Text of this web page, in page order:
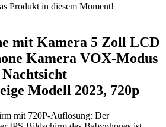
Produkt in diesem Moment!
mit Kamera 5 Zoll LCD
Kamera VOX-Modus
Nachtsicht
Modell 2023, 720p
mit 720P-Auflösung: Der